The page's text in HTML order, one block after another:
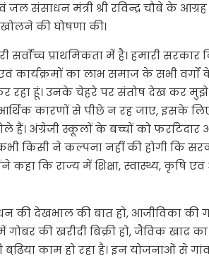
संसाधन मंत्री श्री रविन्द्र चौबे के
की घोषणा की।
प्राथमिकता में है। हमारी सरकार
कार्यक्रमों का लाभ समाज के सभी
कर रहा हूं। उनके चेहरे पर संतोष देख कर
आर्थिक कारणों से पीछे न रह जाए, इसके
अंग्रेजी स्कूलों के बच्चों को फर्राटेदार
किसी ने कल्पना नहीं की होगी कि
कहा कि राज्य में शिक्षा, स्वास्थ्य, कृषि
की देखभाल की बात हो, आजीविका की
की खरीदी बिक्री हो, जैविक खाद का
काम हो रहा है। इन योजनाओं से